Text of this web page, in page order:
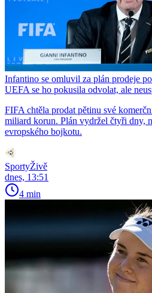
Infantino se omluvil za plán prodeje
UEFA se ho pokusila odvolat, ale
FIFA chtěla prodat pětinu své
miliard korun. Plán vydržel čtyři dny,
evropského bojkotu.
SportyŽivě
dnes, 13:51
4 min